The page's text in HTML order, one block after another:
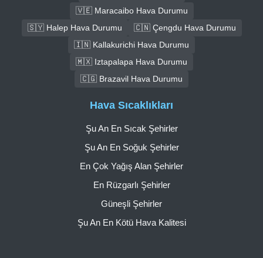
🇻🇪 Maracaibo Hava Durumu
🇸🇾 Halep Hava Durumu
🇨🇳 Çengdu Hava Durumu
🇮🇳 Kallakurichi Hava Durumu
🇲🇽 Iztapalapa Hava Durumu
🇨🇬 Brazavil Hava Durumu
Hava Sıcaklıkları
Şu An En Sıcak Şehirler
Şu An En Soğuk Şehirler
En Çok Yağış Alan Şehirler
En Rüzgarlı Şehirler
Güneşli Şehirler
Şu An En Kötü Hava Kalitesi